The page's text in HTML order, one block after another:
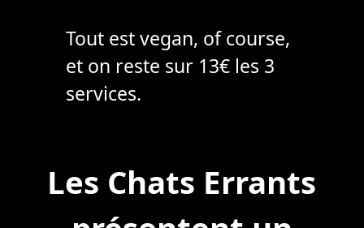
Tout est vegan, of course,
et on reste sur 13€ les 3
services.
navigation
Les Chats Errants